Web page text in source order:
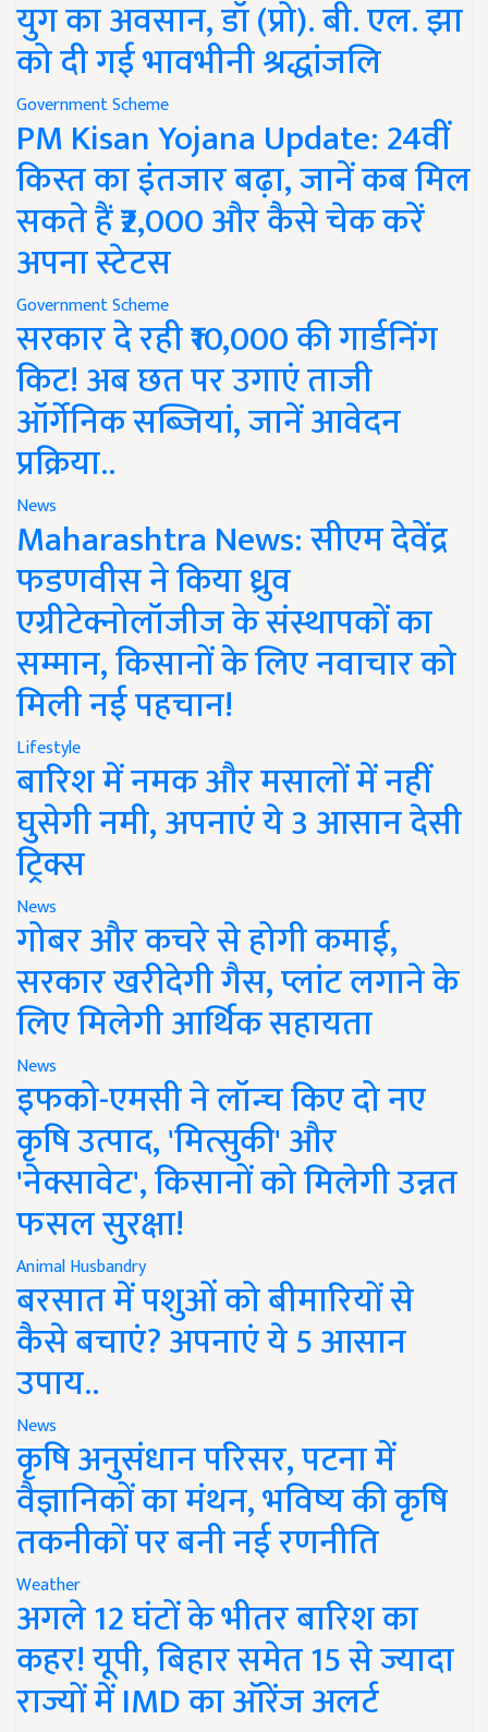
युग का अवसान, डॉ (प्रो). बी. एल. झा
को दी गई भावभीनी श्रद्धांजलि
Government Scheme
PM Kisan Yojana Update: 24वीं
किस्त का इंतजार बढ़ा, जानें कब मिल
सकते हैं ₹2,000 और कैसे चेक करें
अपना स्टेटस
Government Scheme
सरकार दे रही ₹10,000 की गार्डनिंग
किट! अब छत पर उगाएं ताजी
ऑर्गेनिक सब्जियां, जानें आवेदन
प्रक्रिया..
News
Maharashtra News: सीएम देवेंद्र
फडणवीस ने किया ध्रुव
एग्रीटेक्नोलॉजीज के संस्थापकों का
सम्मान, किसानों के लिए नवाचार को
मिली नई पहचान!
Lifestyle
बारिश में नमक और मसालों में नहीं
घुसेगी नमी, अपनाएं ये 3 आसान देसी
ट्रिक्स
News
गोबर और कचरे से होगी कमाई,
सरकार खरीदेगी गैस, प्लांट लगाने के
लिए मिलेगी आर्थिक सहायता
News
इफको-एमसी ने लॉन्च किए दो नए
कृषि उत्पाद, 'मित्सुकी' और
'नेक्सावेट', किसानों को मिलेगी उन्नत
फसल सुरक्षा!
Animal Husbandry
बरसात में पशुओं को बीमारियों से
कैसे बचाएं? अपनाएं ये 5 आसान
उपाय..
News
कृषि अनुसंधान परिसर, पटना में
वैज्ञानिकों का मंथन, भविष्य की कृषि
तकनीकों पर बनी नई रणनीति
Weather
अगले 12 घंटों के भीतर बारिश का
कहर! यूपी, बिहार समेत 15 से ज्यादा
राज्यों में IMD का ऑरेंज अलर्ट